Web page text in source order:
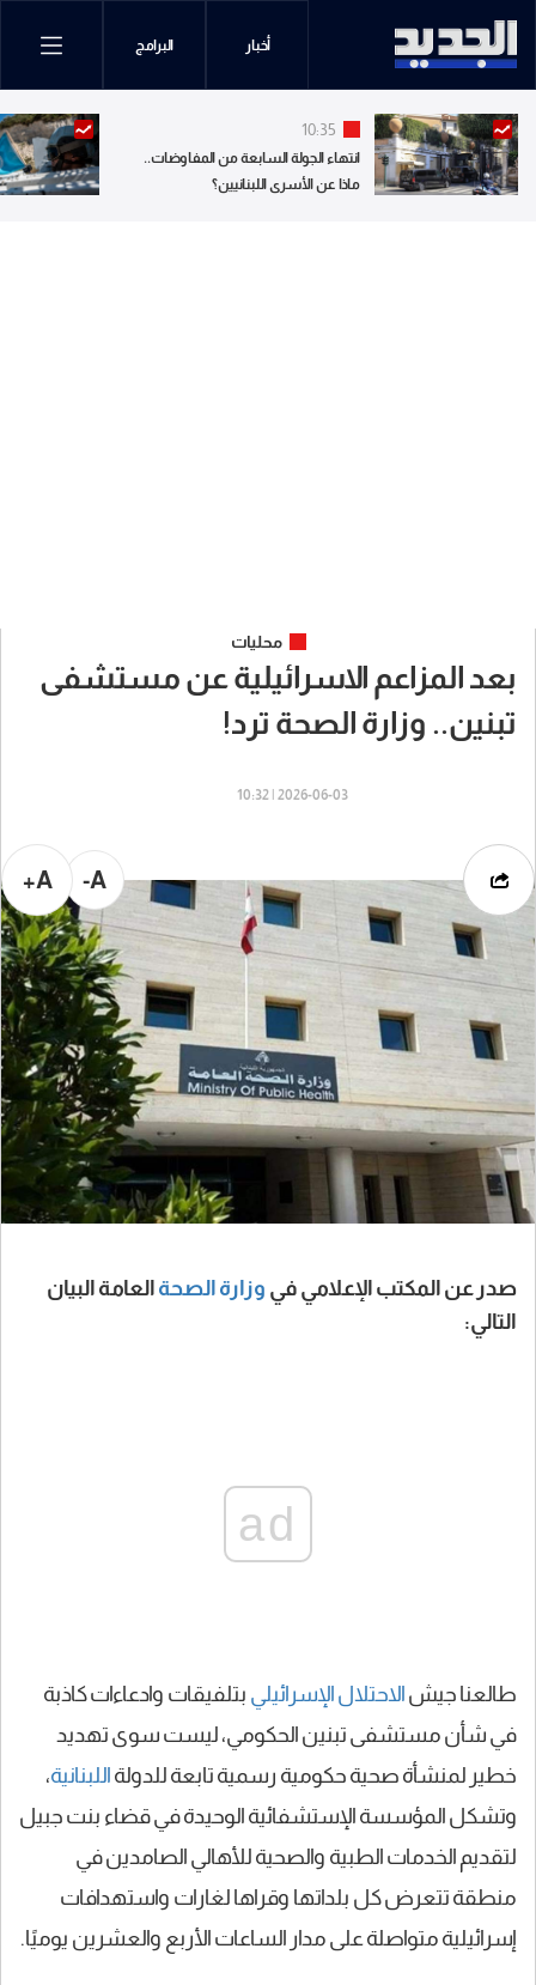
أخبار البرامج
10:35
انتهاء الجولة السابعة من المفاوضات..
ماذا عن الأسرى اللبنانيين؟
محليات
بعد المزاعم الاسرائيلية عن مستشفى
تبنين.. وزارة الصحة ترد!
2026-06-03 | 10:32
A-
A+
صدر عن المكتب الإعلامي في وزارة الصحة العامة البيان
التالي:
ad
طالعنا جيش الاحتلال الإسرائيلي بتلفيقات وادعاءات كاذبة
في شأن مستشفى تبنين الحكومي، ليست سوى تهديد
خطير لمنشأة صحية حكومية رسمية تابعة للدولة اللبنانية،
وتشكل المؤسسة الإستشفائية الوحيدة في قضاء بنت جبيل
لتقديم الخدمات الطبية والصحية للأهالي الصامدين في
منطقة تتعرض كل بلداتها وقراها لغارات واستهدافات
إسرائيلية متواصلة على مدار الساعات الأربع والعشرين يوميًا.